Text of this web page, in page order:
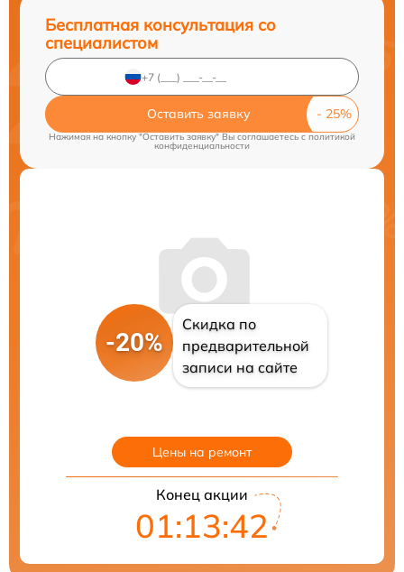
Бесплатная консультация со
специалистом
Оставить заявку
Нажимая на кнопку "Оставить заявку" Вы соглашаетесь c политикой
конфиденциальности
-20%
Скидка по
предварительной
записи на сайте
Цены на ремонт
Конец акции
01:13:41